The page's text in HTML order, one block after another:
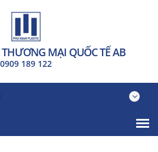
MẠI QUỐC TẾ AB
0909 189 122